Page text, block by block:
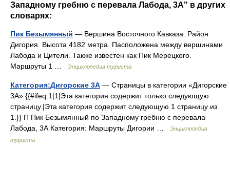
Западному гребню с перевала Лабода, 3А" в других
словарях:
Пик Безымянный — Вершина Восточного Кавказа. Район
Дигория. Высота 4182 метра. Пасположена между вершинами
Лабода и Цители. Также известен как Пик Мерецкого.
Маршруты 1 …
Энциклопедия туриста
Категория:Дигорские 3А — Страницы в категории «Дигорские
3А» {{#ifeq:1|1|Эта категория содержит только следующую
страницу.|Эта категория содержит следующую 1 страницу из
1.}} П Пик Безымянный по Западному гребню с перевала
Лабода, 3А Категория: Маршруты Дигории …
Энциклопедия
туриста